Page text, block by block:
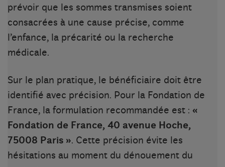
prévoir que les sommes transmises soient
consacrées à une cause précise, comme
l’enfance, la précarité ou la recherche
médicale.
Sur le plan pratique, le bénéficiaire doit être
identifié avec précision. Pour la Fondation de
France, la formulation recommandée est : «
Fondation de France, 40 avenue Hoche,
75008 Paris ». Cette précision évite les
hésitations au moment du dénouement du